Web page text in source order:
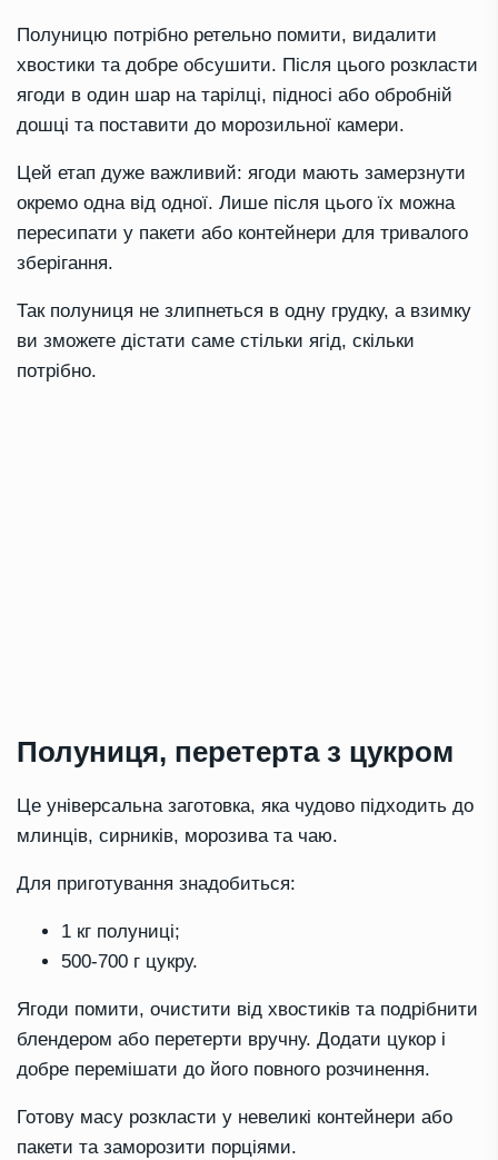
Полуницю потрібно ретельно помити, видалити
хвостики та добре обсушити. Після цього розкласти
ягоди в один шар на тарілці, підносі або обробній
дошці та поставити до морозильної камери.
Цей етап дуже важливий: ягоди мають замерзнути
окремо одна від одної. Лише після цього їх можна
пересипати у пакети або контейнери для тривалого
зберігання.
Так полуниця не злипнеться в одну грудку, а взимку
ви зможете дістати саме стільки ягід, скільки
потрібно.
Полуниця, перетерта з цукром
Це універсальна заготовка, яка чудово підходить до
млинців, сирників, морозива та чаю.
Для приготування знадобиться:
1 кг полуниці;
500-700 г цукру.
Ягоди помити, очистити від хвостиків та подрібнити
блендером або перетерти вручну. Додати цукор і
добре перемішати до його повного розчинення.
Готову масу розкласти у невеликі контейнери або
пакети та заморозити порціями.